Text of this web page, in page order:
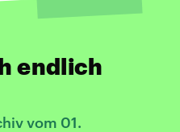
endlich
vom 01.